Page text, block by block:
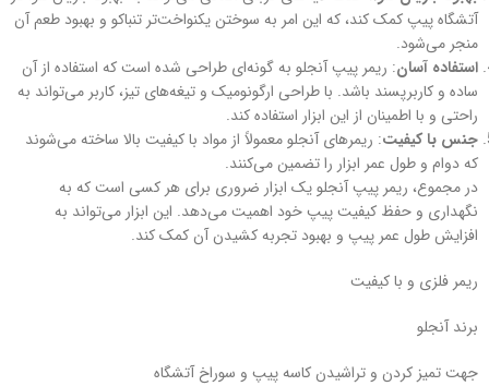
آتشگاه پیپ کمک کند، که این امر به سوختن یکنواخت‌تر تنباکو و بهبود طعم آن
منجر می‌شود.
استفاده آسان: ریمر پیپ آنجلو به گونه‌ای طراحی شده است که استفاده از آن
ساده و کاربرپسند باشد. با طراحی ارگونومیک و تیغه‌های تیز، کاربر می‌تواند به
راحتی و با اطمینان از این ابزار استفاده کند.
جنس با کیفیت: ریمرهای آنجلو معمولاً از مواد با کیفیت بالا ساخته می‌شوند
که دوام و طول عمر ابزار را تضمین می‌کنند.
در مجموع، ریمر پیپ آنجلو یک ابزار ضروری برای هر کسی است که به
نگهداری و حفظ کیفیت پیپ خود اهمیت می‌دهد. این ابزار می‌تواند به
افزایش طول عمر پیپ و بهبود تجربه کشیدن آن کمک کند.
ریمر فلزی و با کیفیت
برند آنجلو
جهت تمیز کردن و تراشیدن کاسه پیپ و سوراخ آتشگاه